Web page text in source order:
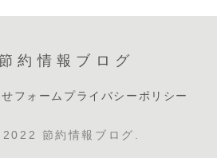
節約情報ブログ
フォーム プライバシーポリシー
節約情報ブログ.